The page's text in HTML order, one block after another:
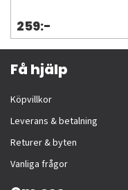
259:-
Få hjälp
Köpvillkor
Leverans & betalning
Returer & byten
Vanliga frågor